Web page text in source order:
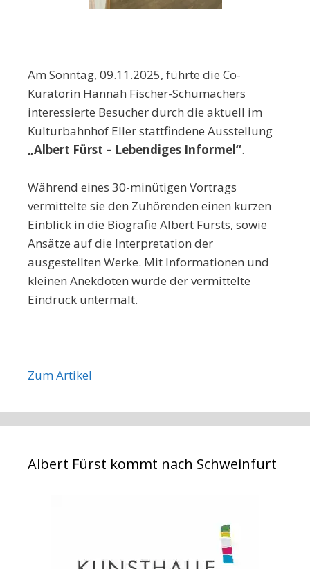
Am Sonntag, 09.11.2025, führte die Co-
Kuratorin Hannah Fischer-Schumachers
interessierte Besucher durch die aktuell im
Kulturbahnhof Eller stattfindene Ausstellung
„Albert Fürst – Lebendiges Informel“.
Während eines 30-minütigen Vortrags
vermittelte sie den Zuhörenden einen kurzen
Einblick in die Biografie Albert Fürsts, sowie
Ansätze auf die Interpretation der
ausgestellten Werke. Mit Informationen und
kleinen Anekdoten wurde der vermittelte
Eindruck untermalt.
Zum Artikel
Albert Fürst kommt nach Schweinfurt